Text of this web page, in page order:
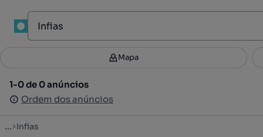
Filtros 3
1-0 de 0 anúncios
Ordem dos anúncios
Mapa
1-0 de 0 anúncios
Ordem dos anúncios
... Infias